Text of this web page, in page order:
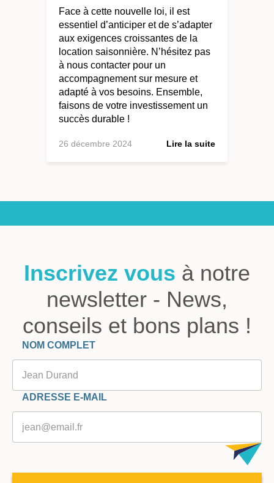
Face à cette nouvelle loi, il est
essentiel d’anticiper et de s’adapter
aux exigences croissantes de la
location saisonnière. N’hésitez pas
à nous contacter pour un
accompagnement sur mesure et
adapté à vos besoins. Ensemble,
faisons de votre investissement un
succès durable !
26 décembre 2024 Lire la suite
Inscrivez vous à notre
newsletter - News,
conseils et bons plans !
Veuillez laisser ce champ vide.
NOM COMPLET
ADRESSE E-MAIL